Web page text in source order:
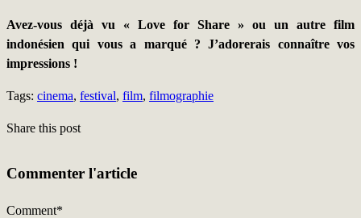
Avez-vous déjà vu « Love for Share » ou un autre film
indonésien qui vous a marqué ? J’adorerais connaître vos
impressions !
Tags: cinema, festival, film, filmographie
Share this post
Commenter l'article
Comment*